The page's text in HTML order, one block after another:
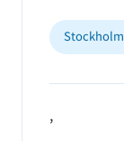
Stockholm
,